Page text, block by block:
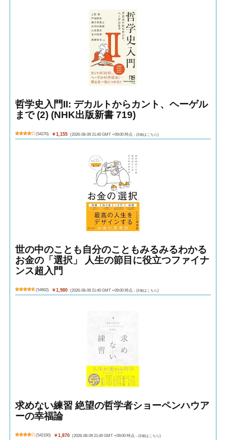
哲学史入門II: デカルトからカント、ヘーゲル
まで (2) (NHK出版新書 719)
(54270) ￥1,155 (2026-08-09 21:40 GMT +09:00 時点 - 詳細はこちら)
世の中のことも自分のこともみるみるわかる
お金の「選択」 人生の節目に役立つファイナ
ンス超入門
(54662) ￥1,980 (2026-08-09 21:40 GMT +09:00 時点 - 詳細はこちら)
求めない練習 絶望の哲学者ショーペンハウア
ーの幸福論
(542150) ￥1,870 (2026-08-09 21:40 GMT +09:00 時点 - 詳細はこちら)